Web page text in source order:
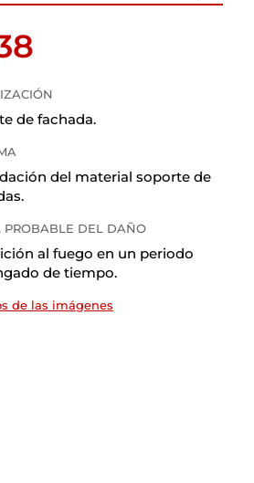
de fachada.
del material soporte de
.
PROBABLE DEL DAÑO
al fuego en un periodo
de tiempo.
de las imágenes